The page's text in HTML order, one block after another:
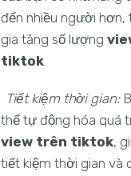
đến nhiều người hơn,
gia tăng số lượng
tiktok.
Tiết kiệm thời gian:
thể tự động hóa quá
view trên tiktok,
tiết kiệm thời gian và